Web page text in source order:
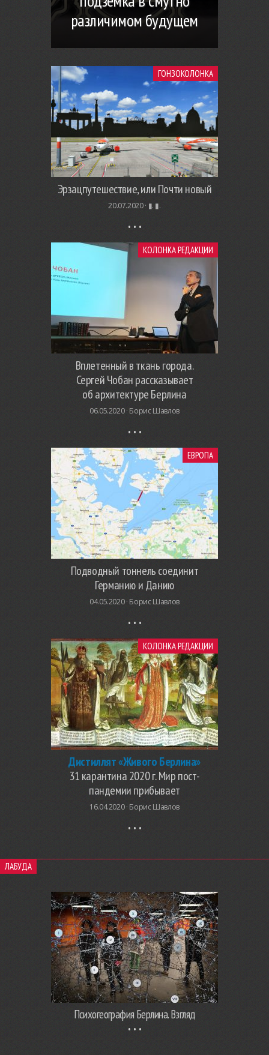
различимом будущем
ГОНЗОКОЛОНКА
Эрзацпутешествие, или Почти новый
20.07.2020 · ▮. ▮.
КОЛОНКА РЕДАКЦИИ
Вплетенный в ткань города.
Сергей Чобан рассказывает
об архитектуре Берлина
06.05.2020 · Борис Шавлов
ЕВРОПА
Подводный тоннель соединит
Германию и Данию
04.05.2020 · Борис Шавлов
КОЛОНКА РЕДАКЦИИ
Дистиллят «Живого Берлина»
31 карантина 2020 г. Мир пост-
пандемии прибывает
16.04.2020 · Борис Шавлов
ЛАБУДА
Психогеография Берлина. Взгляд